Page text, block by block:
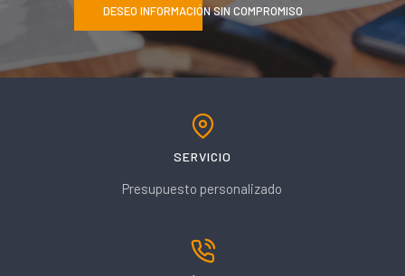
DESEO INFORMACIÓN SIN COMPROMISO
SERVICIO
Presupuesto personalizado